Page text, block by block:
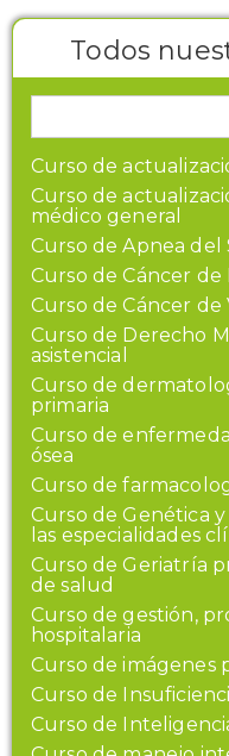
Todos
Buscar:
Curso de
Curso de
médico general
Curso de Apnea del
Curso de Cáncer de
Curso de Cáncer de
Curso de Derecho
asistencial
Curso de
primaria
Curso de
ósea
Curso de
Curso de Genética
las especialidades
Curso de Geriatría
de salud
Curso de gestión,
hospitalaria
Curso de imágenes
Curso de
Curso de